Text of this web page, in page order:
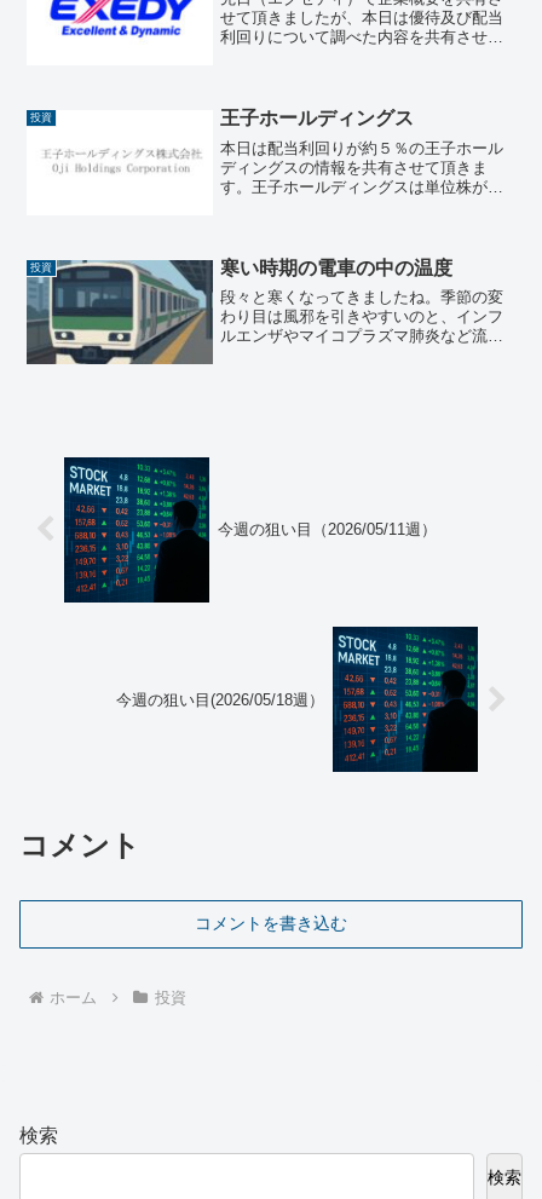
せて頂きましたが、本日は優待及び配当
利回りについて調べた内容を共有させて
金の推移です。決算期...
投資 王子ホールディングス
本日は配当利回りが約５％の王子ホール
ディングスの情報を共有させて頂きま
す。王子ホールディングスは単位株が小
会社名：王子ホールディング...
投資 寒い時期の電車の中の温度
段々と寒くなってきましたね。季節の変
わり目は風邪を引きやすいのと、インフ
ルエンザやマイコプラズマ肺炎など流行
今週の狙い目（2026/05/11週）
今週の狙い目(2026/05/18週）
コメント
コメントを書き込む
ホーム 投資
検索
検索